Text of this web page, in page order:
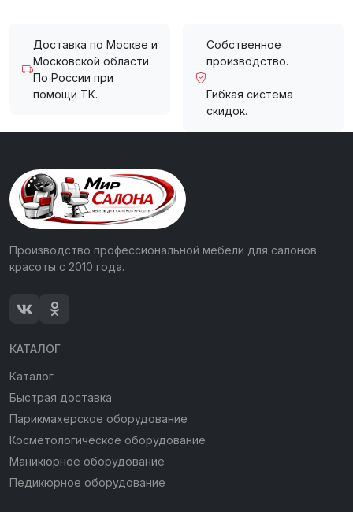
Доставка по Москве и
Московской области.
По России при
помощи ТК.
Собственное
производство.
Гибкая система
скидок.
Производство профессиональной мебели для салонов
красоты с 2010 года.
КАТАЛОГ
Каталог
Быстрая доставка
Парикмахерское оборудование
Косметологическое оборудование
Маникюрное оборудование
Педикюрное оборудование